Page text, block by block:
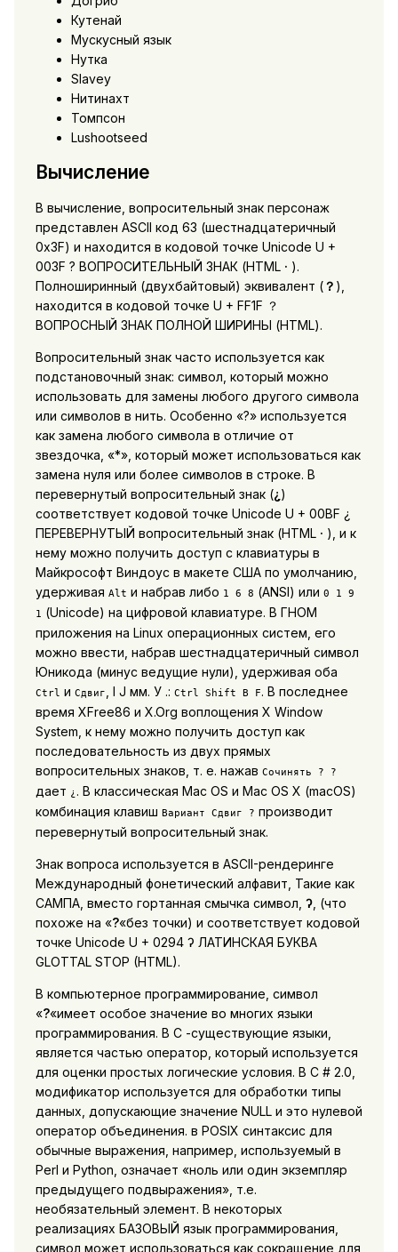
Кутенай
Мускусный язык
Нутка
Slavey
Нитинахт
Томпсон
Lushootseed
Вычисление
В вычисление, вопросительный знак персонаж
представлен ASCII код 63 (шестнадцатеричный
0x3F) и находится в кодовой точке Unicode U +
003F ? ВОПРОСИТЕЛЬНЫЙ ЗНАК (HTML · ).
Полноширинный (двухбайтовый) эквивалент (？ ),
находится в кодовой точке U + FF1F ？
ВОПРОСНЫЙ ЗНАК ПОЛНОЙ ШИРИНЫ (HTML).
Вопросительный знак часто используется как
подстановочный знак: символ, который можно
использовать для замены любого другого символа
или символов в нить. Особенно «?» используется
как замена любого символа в отличие от
звездочка, «*», который может использоваться как
замена нуля или более символов в строке. В
перевернутый вопросительный знак (¿ )
соответствует кодовой точке Unicode U + 00BF ¿
ПЕРЕВЕРНУТЫЙ вопросительный знак (HTML · ), и к
нему можно получить доступ с клавиатуры в
Майкрософт Виндоус в макете США по умолчанию,
удерживая Alt и набрав либо 1 6 8 (ANSI) или 0 1 9
1 (Unicode) на цифровой клавиатуре. В ГНОМ
приложения на Linux операционных систем, его
можно ввести, набрав шестнадцатеричный символ
Юникода (минус ведущие нули), удерживая оба
Ctrl и Сдвиг , I J мм. У .: Ctrl Shift B F. В последнее
время XFree86 и X.Org воплощения X Window
System, к нему можно получить доступ как
последовательность из двух прямых
вопросительных знаков, т. е. нажав Сочинять ? ?
дает ¿ . В классическая Mac OS и Mac OS X (macOS)
комбинация клавиш Вариант Сдвиг ? производит
перевернутый вопросительный знак.
Знак вопроса используется в ASCII-рендеринге
Международный фонетический алфавит, Такие как
САМПА, вместо гортанная смычка символ, ʔ, (что
похоже на «?«без точки) и соответствует кодовой
точке Unicode U + 0294 ʔ ЛАТИНСКАЯ БУКВА
GLOTTAL STOP (HTML).
В компьютерное программирование, символ
«?«имеет особое значение во многих языки
программирования. В C -существующие языки,
является частью оператор, который используется
для оценки простых логические условия. В C # 2.0,
модификатор используется для обработки типы
данных, допускающие значение NULL и это нулевой
оператор объединения. в POSIX синтаксис для
обычные выражения, например, используемый в
Perl и Python, означает «ноль или один экземпляр
предыдущего подвыражения», т.е.
необязательный элемент. В некоторых
реализациях БАЗОВЫЙ язык программирования,
символ может использоваться как сокращение для